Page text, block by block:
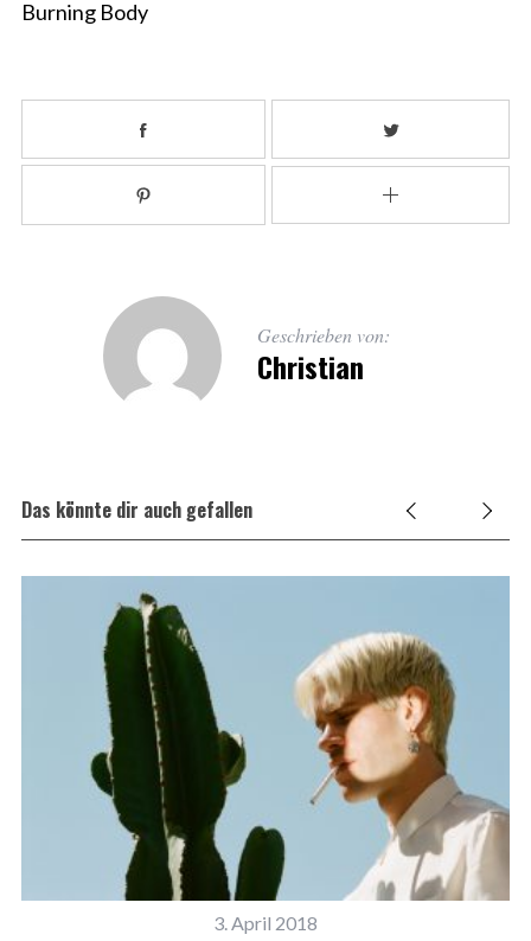
Burning Body
Geschrieben von:
Christian
Das könnte dir auch gefallen
3. April 2018